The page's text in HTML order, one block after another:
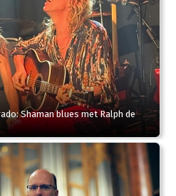
Shaman blues met Ralph de